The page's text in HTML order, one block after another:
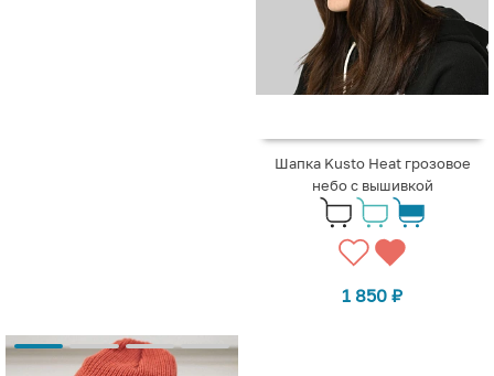
Шапка Kusto Heat грозовое
небо с вышивкой
1 850 ₽